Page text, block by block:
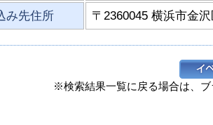
み先住所 〒2360045 横浜市金
※検索結果一覧に戻る場合は、